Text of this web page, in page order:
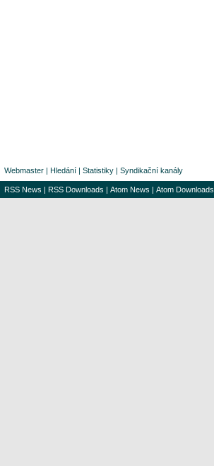
Webmaster | Hledání | Statistiky | Syndikační kanály
RSS News | RSS Downloads | Atom News | Atom Downloads